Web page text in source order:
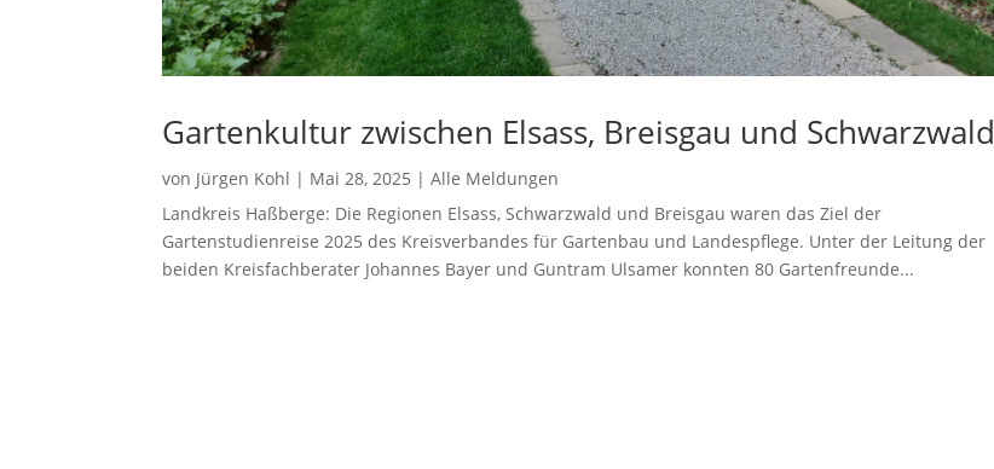
Gartenkultur zwischen Elsass, Breisgau und Schwarzwald
von Jürgen Kohl | Mai 28, 2025 |Alle Meldungen
Landkreis Haßberge: Die Regionen Elsass, Schwarzwald und Breisgau waren das Ziel der
Gartenstudienreise 2025 des Kreisverbandes für Gartenbau und Landespflege. Unter der Leitung der
beiden Kreisfachberater Johannes Bayer und Guntram Ulsamer konnten 80 Gartenfreunde...